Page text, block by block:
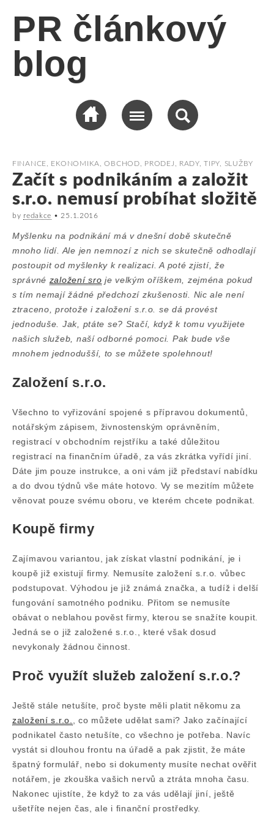
PR článkový
blog
FINANCE, EKONOMIKA,OBCHOD, PRODEJ , RADY, TIPY, SLUŽBY
Začít s podnikáním a založit
s.r.o. nemusí probíhat složitě
by redakce • 25.1.2016
Myšlenku na podnikání má v dnešní době skutečně
mnoho lidí. Ale jen nemnozí z nich se skutečně odhodlají
postoupit od myšlenky k realizaci. A poté zjistí, že
správné založení sro je velkým oříškem, zejména pokud
s tím nemají žádné předchozí zkušenosti. Nic ale není
ztraceno, protože i založení s.r.o. se dá provést
jednoduše. Jak, ptáte se? Stačí, když k tomu využijete
našich služeb, naší odborné pomoci. Pak bude vše
mnohem jednodušší, to se můžete spolehnout!
Založení s.r.o.
Všechno to vyřizování spojené s přípravou dokumentů,
notářským zápisem, živnostenským oprávněním,
registrací v obchodním rejstříku a také důležitou
registrací na finančním úřadě, za vás zkrátka vyřídí jiní.
Dáte jim pouze instrukce, a oni vám již představí nabídku
a do dvou týdnů vše máte hotovo. Vy se mezitím můžete
věnovat pouze svému oboru, ve kterém chcete podnikat.
Koupě firmy
Zajímavou variantou, jak získat vlastní podnikání, je i
koupě již existují firmy. Nemusíte založení s.r.o. vůbec
podstupovat. Výhodou je již známá značka, a tudíž i delší
fungování samotného podniku. Přitom se nemusíte
obávat o neblahou pověst firmy, kterou se snažíte koupit.
Jedná se o již založené s.r.o., které však dosud
nevykonaly žádnou činnost.
Proč využít služeb založení s.r.o.?
Ještě stále netušíte, proč byste měli platit někomu za
založení s.r.o., co můžete udělat sami? Jako začínající
podnikatel často netušíte, co všechno je potřeba. Navíc
vystát si dlouhou frontu na úřadě a pak zjistit, že máte
špatný formulář, nebo si dokumenty musíte nechat ověřit
notářem, je zkouška vašich nervů a ztráta mnoha času.
Nakonec ujistíte, že když to za vás udělají jiní, ještě
ušetříte nejen čas, ale i finanční prostředky.